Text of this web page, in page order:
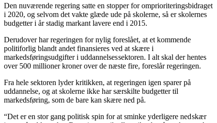
Den nuværende regering satte en stopper for omprioriteringsbidraget
i 2020, og selvom det vakte glæde ude på skolerne, så er skolernes
budgetter i år stadig markant lavere end i 2015.
Derudover har regeringen for nylig foreslået, at et kommende
politiforlig blandt andet finansieres ved at skære i
markedsføringsudgifter i uddannelsessektoren. I alt skal der hentes
over 500 millioner kroner over de næste fire, foreslår regeringen.
Fra hele sektoren lyder kritikken, at regeringen igen sparer på
uddannelse, og at skolerne ikke har særskilte budgetter til
markedsføring, som de bare kan skære ned på.
“Det er en stor gang politisk spin for at sminke yderligere nedskær